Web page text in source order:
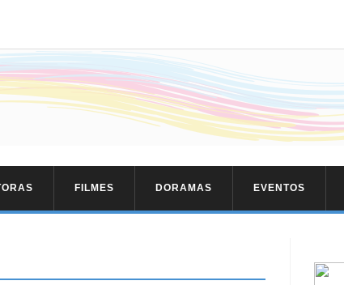
FILMES DORAMAS EVENTOS